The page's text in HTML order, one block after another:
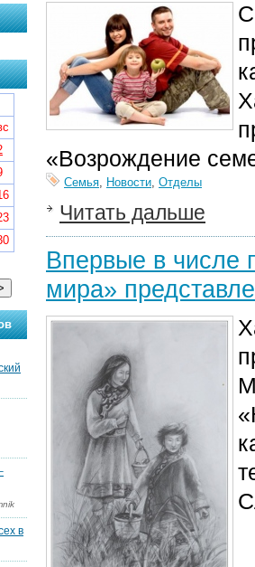
«Возрождение
Семья, Новости, Отделы
Читать дальше
Впервые в числе
мира»
в